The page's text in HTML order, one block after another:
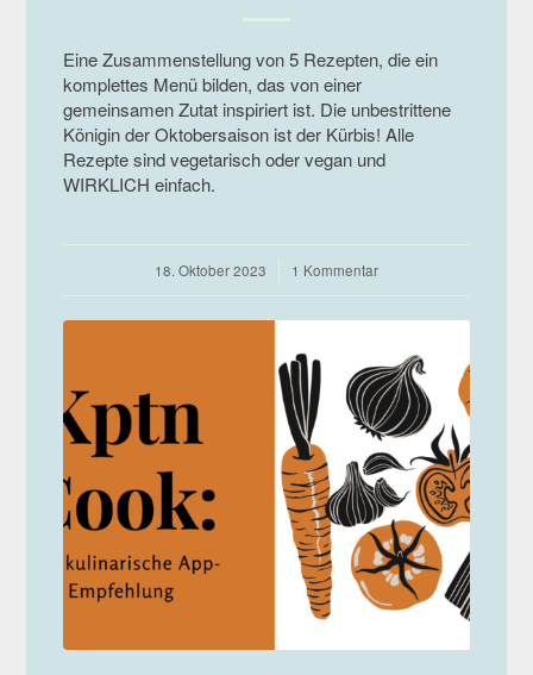
Eine Zusammenstellung von 5 Rezepten, die ein
komplettes Menü bilden, das von einer
gemeinsamen Zutat inspiriert ist. Die unbestrittene
Königin der Oktobersaison ist der Kürbis! Alle
Rezepte sind vegetarisch oder vegan und
WIRKLICH einfach.
18. Oktober 2023
/ 1 Kommentar